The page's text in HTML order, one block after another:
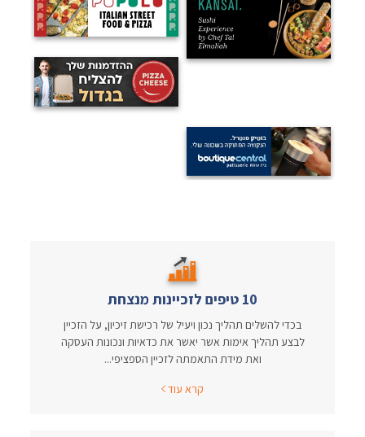
10 טיפים לזכיינות מנצחת
בכדי להשלים תהליך נכון ויעיל של רכישת זיכיון, על הזכיין
לבצע תהליך אימות אשר יאשר את כדאיות ונכונות העסקה
ואת מידת התאמתה לזכיין הספציפי...
קרא עוד